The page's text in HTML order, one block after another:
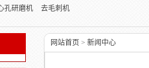
孔研磨机 去毛刺机
网站首页 > 新闻中心